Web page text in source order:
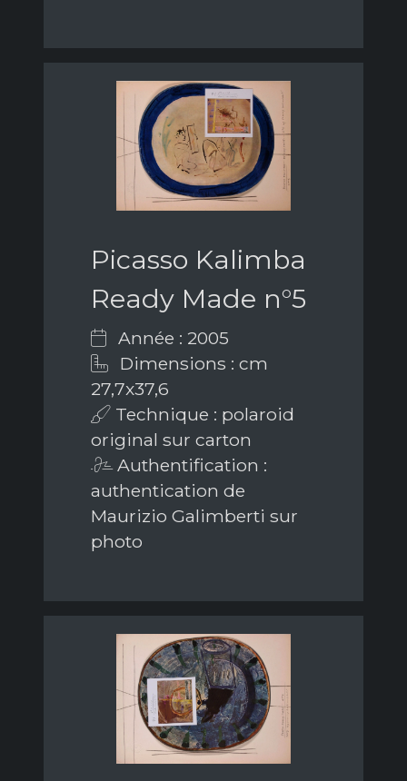
Picasso Kalimba
Ready Made n°5
Année : 2005
Dimensions : cm
27,7x37,6
Technique : polaroid
original sur carton
Authentification :
authentication de
Maurizio Galimberti sur
photo